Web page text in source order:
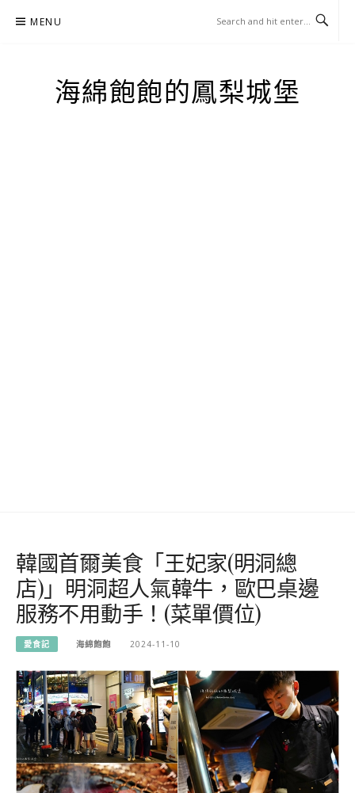
MENU
海綿飽飽的鳳梨城堡
韓國首爾美食「王妃家(明洞總
店)」明洞超人氣韓牛，歐巴桌邊
服務不用動手！(菜單價位)
愛食記 海綿飽飽 2024-11-10